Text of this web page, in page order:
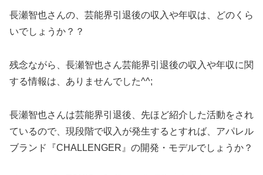
長瀬智也さんの、芸能界引退後の収入や年収は、どのくら
いでしょうか？？
残念ながら、長瀬智也さん芸能界引退後の収入や年収に関
する情報は、ありませんでした^^;
長瀬智也さんは芸能界引退後、先ほど紹介した活動をされ
ているので、現段階で収入が発生するとすれば、アパレル
ブランド『CHALLENGER』の開発・モデルでしょうか？